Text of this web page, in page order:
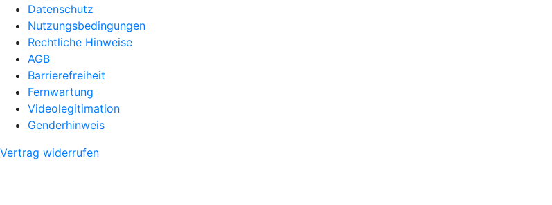
Datenschutz
Nutzungsbedingungen
Rechtliche Hinweise
AGB
Barrierefreiheit
Fernwartung
Videolegitimation
Genderhinweis
Vertrag widerrufen